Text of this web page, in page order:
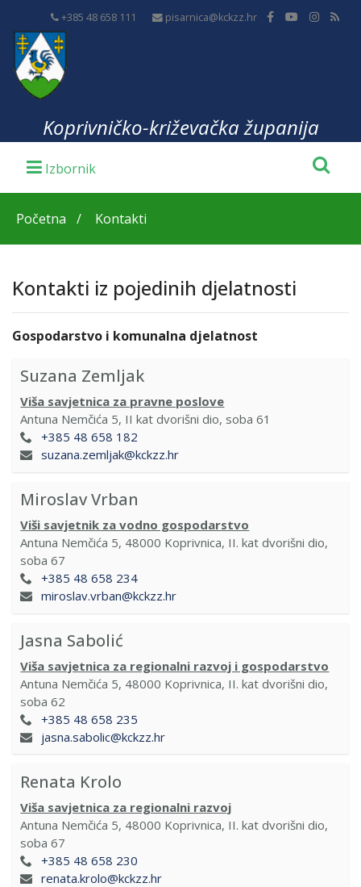
+385 48 658 111 pisarnica@kckzz.hr
Koprivničko-križevačka županija
Početna Kontakti
Kontakti iz pojedinih djelatnosti
Gospodarstvo i komunalna djelatnost
Suzana Zemljak
Viša savjetnica za pravne poslove
Antuna Nemčića 5, II kat dvorišni dio, soba 61
+385 48 658 182
suzana.zemljak@kckzz.hr
Miroslav Vrban
Viši savjetnik za vodno gospodarstvo
Antuna Nemčića 5, 48000 Koprivnica, II. kat dvorišni dio,
soba 67
+385 48 658 234
miroslav.vrban@kckzz.hr
Jasna Sabolić
Viša savjetnica za regionalni razvoj i gospodarstvo
Antuna Nemčića 5, 48000 Koprivnica, II. kat dvorišni dio,
soba 62
+385 48 658 235
jasna.sabolic@kckzz.hr
Renata Krolo
Viša savjetnica za regionalni razvoj
Antuna Nemčića 5, 48000 Koprivnica, II. kat dvorišni dio,
soba 67
+385 48 658 230
renata.krolo@kckzz.hr